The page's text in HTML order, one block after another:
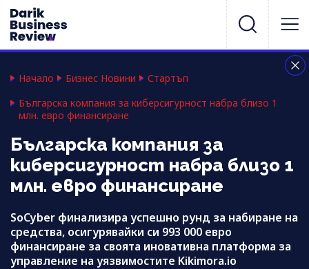
Начало Бизнес Новини
Стартъп
Българска компания за киберсигурност набра близо 1
млн. евро финансиране
Българска компания за
киберсигурност набра близо 1
млн. евро финансиране
SoCyber финализира успешно рунд за набиране на
средства, осигурявайки си 993 000 евро
финансиране за своята иновативна платформа за
управление на уязвимостите Kikimora.io